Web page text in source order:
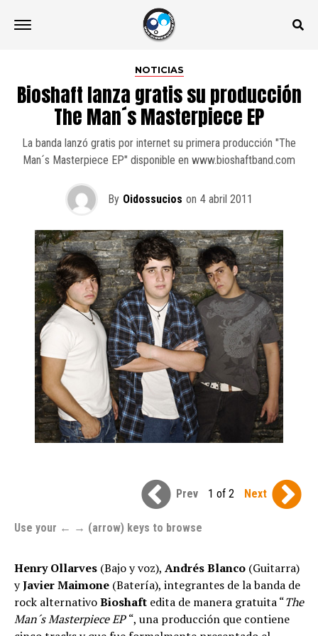
NOTICIAS
Bioshaft lanza gratis su producción
The Man´s Masterpiece EP
La banda lanzó gratis por internet su primera producción "The
Man´s Masterpiece EP" disponible en www.bioshaftband.com
By Oidossucios on 4 abril 2011
Prev 1 of 2 Next
Use your ← → (arrow) keys to browse
Henry Ollarves (Bajo y voz), Andrés Blanco (Guitarra)
yJavier Maimone (Batería), integrantes de la banda de
rock alternativoBioshaft edita de manera gratuita “The
Man´s Masterpiece EP“, una producción que contiene